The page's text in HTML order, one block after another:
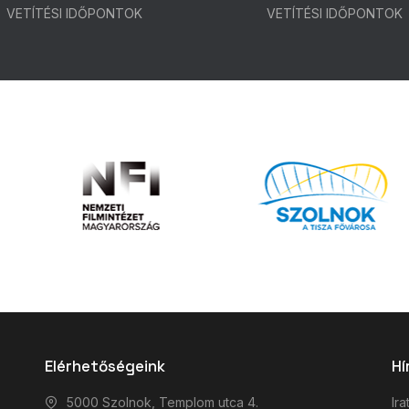
VETÍTÉSI IDŐPONTOK VETÍTÉSI IDŐPONTOK
Elérhetőségeink
5000 Szolnok, Templom utca 4.